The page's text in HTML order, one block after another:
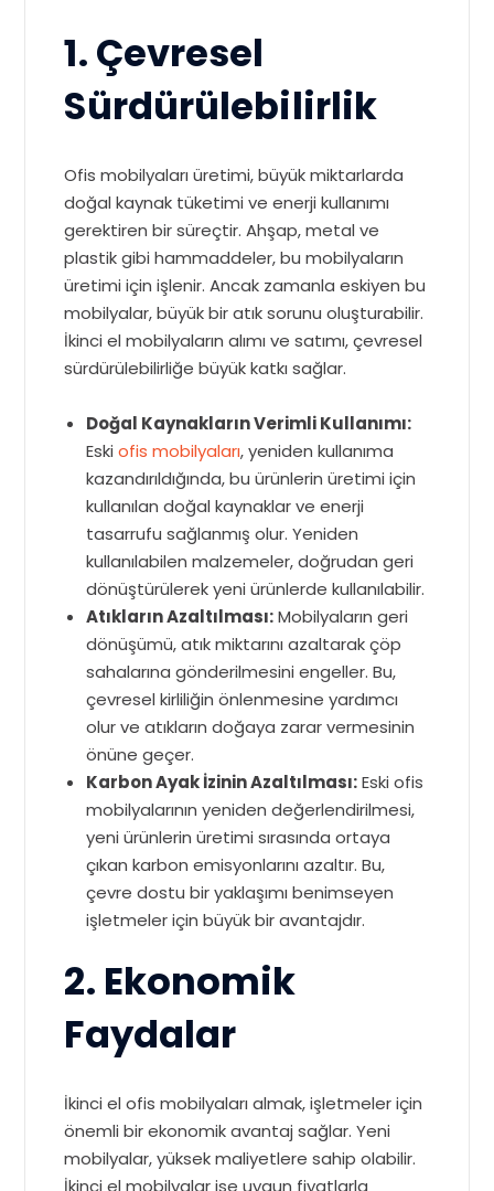
1. Çevresel
Sürdürülebilirlik
Ofis mobilyaları üretimi, büyük miktarlarda
doğal kaynak tüketimi ve enerji kullanımı
gerektiren bir süreçtir. Ahşap, metal ve
plastik gibi hammaddeler, bu mobilyaların
üretimi için işlenir. Ancak zamanla eskiyen bu
mobilyalar, büyük bir atık sorunu oluşturabilir.
İkinci el mobilyaların alımı ve satımı, çevresel
sürdürülebilirliğe büyük katkı sağlar.
Doğal Kaynakların Verimli Kullanımı:
Eskiofis mobilyaları, yeniden kullanıma
kazandırıldığında, bu ürünlerin üretimi için
kullanılan doğal kaynaklar ve enerji
tasarrufu sağlanmış olur. Yeniden
kullanılabilen malzemeler, doğrudan geri
dönüştürülerek yeni ürünlerde kullanılabilir.
Atıkların Azaltılması:Mobilyaların geri
dönüşümü, atık miktarını azaltarak çöp
sahalarına gönderilmesini engeller. Bu,
çevresel kirliliğin önlenmesine yardımcı
olur ve atıkların doğaya zarar vermesinin
önüne geçer.
Karbon Ayak İzinin Azaltılması:Eski ofis
mobilyalarının yeniden değerlendirilmesi,
yeni ürünlerin üretimi sırasında ortaya
çıkan karbon emisyonlarını azaltır. Bu,
çevre dostu bir yaklaşımı benimseyen
işletmeler için büyük bir avantajdır.
2. Ekonomik
Faydalar
İkinci el ofis mobilyaları almak, işletmeler için
önemli bir ekonomik avantaj sağlar. Yeni
mobilyalar, yüksek maliyetlere sahip olabilir.
İkinci el mobilyalar ise uygun fiyatlarla